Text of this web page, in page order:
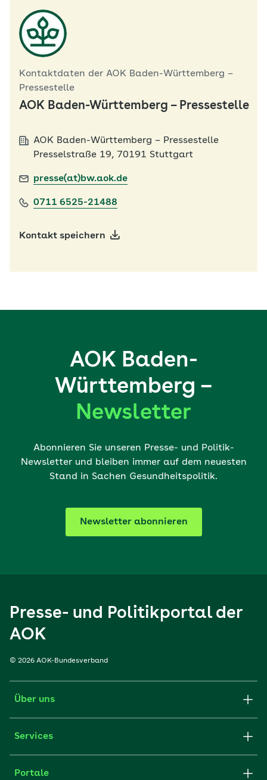
Kontaktdaten der AOK Baden-Württemberg –
Pressestelle
AOK Baden-Württemberg – Pressestelle
AOK Baden-Württemberg – Pressestelle
Presselstraße 19, 70191 Stuttgart
presse(at)bw.aok.de
0711 6525-21488
Kontakt speichern
AOK Baden-
Württemberg –
Newsletter
Abonnieren Sie unseren Presse- und Politik-
Newsletter und bleiben immer auf dem neuesten
Stand in Sachen Gesundheitspolitik.
Newsletter abonnieren
Presse- und Politikportal der
AOK
© 2026 AOK-Bundesverband
Über uns
Services
Portale